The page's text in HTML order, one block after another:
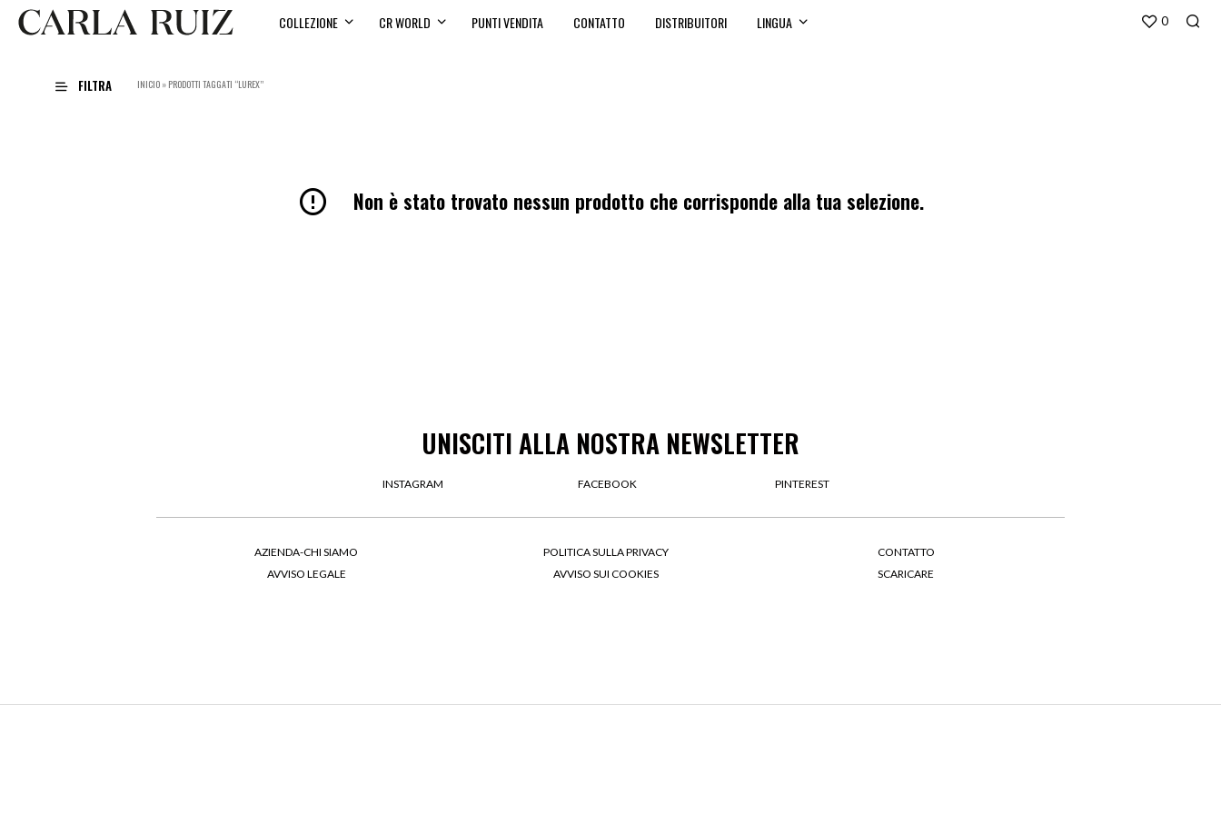
COLLEZIONE CR WORLD PUNTI VENDITA CONTATTO DISTRIBUITORI LINGUA 0
FILTRA INICIO » PRODOTTI TAGGATI “LUREX”
Non è stato trovato nessun prodotto che corrisponde alla tua selezione.
UNISCITI ALLA NOSTRA NEWSLETTER
INSTAGRAM FACEBOOK PINTEREST
AZIENDA-CHI SIAMO
AVVISO LEGALE
POLITICA SULLA PRIVACY
AVVISO SUI COOKIES
CONTATTO
SCARICARE